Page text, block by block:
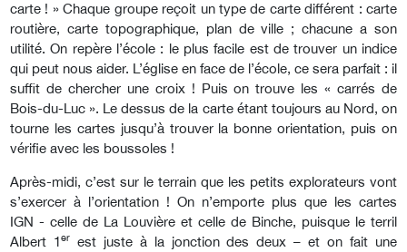
carte ! » Chaque groupe reçoit un type de carte différent : carte
routière, carte topographique, plan de ville ; chacune a son
utilité. On repère l’école : le plus facile est de trouver un indice
qui peut nous aider. L’église en face de l’école, ce sera parfait : il
suffit de chercher une croix ! Puis on trouve les « carrés de
Bois-du-Luc ». Le dessus de la carte étant toujours au Nord, on
tourne les cartes jusqu’à trouver la bonne orientation, puis on
vérifie avec les boussoles !
Après-midi, c’est sur le terrain que les petits explorateurs vont
s’exercer à l’orientation ! On n’emporte plus que les cartes
IGN - celle de La Louvière et celle de Binche, puisque le terril
Albert 1erest juste à la jonction des deux – et on fait une